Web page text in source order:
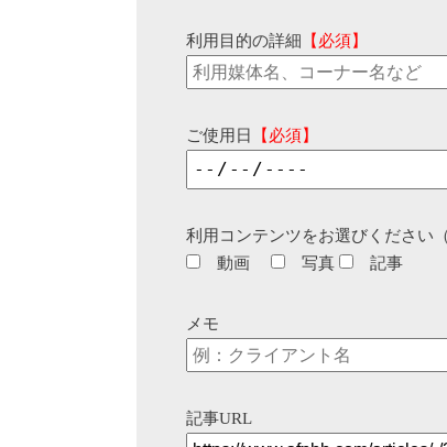
利用目的の詳細 【必須】
ご使用日 【必須】
利用コンテンツをお選びください
動画
写真 記事
メモ
記事URL